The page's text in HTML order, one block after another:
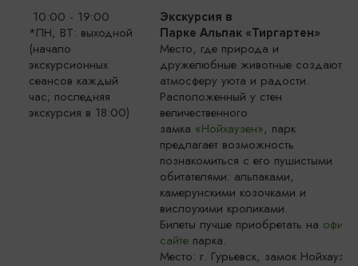
10:00 - 19:00
*ПН, ВТ: выходной
(начало
экскурсионных
сеансов каждый
час; последняя
экскурсия в 18:00)
Экскурсия в
Парке Альпак «Тиргартен»
Место, где природа и
дружелюбные животные создают
атмосферу уюта и радости.
Расположенный у стен
величественного
замка «Нойхаузен», парк
предлагает возможность
познакомиться с его пушистыми
обитателями: альпаками,
камерунскими козочками и
вислоухими кроликами.
Билеты лучше приобретать на офиц.
сайте парка.
Место: г. Гурьевск, замок Нойхаузен